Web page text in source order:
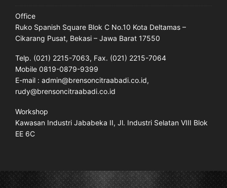
Office
Ruko Spanish Square Blok C No.10 Kota Deltamas –
Cikarang Pusat, Bekasi – Jawa Barat 17550
Telp. (021) 2215-7063, Fax. (021) 2215-7064
Mobile 0819-0879-9399
E-mail : admin@brensoncitraabadi.co.id,
rudy@brensoncitraabadi.co.id
Workshop
Kawasan Industri Jababeka II, Jl. Industri Selatan VIII Blok
EE 6C